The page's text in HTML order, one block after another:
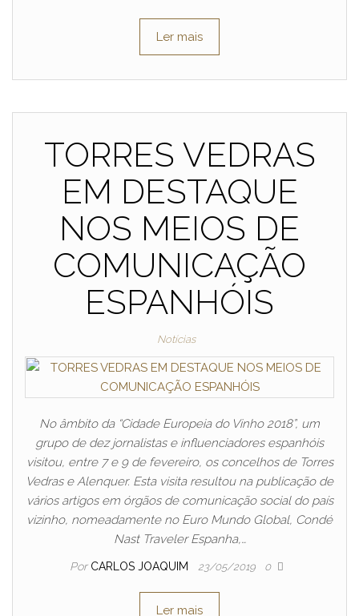
Ler mais
TORRES VEDRAS
EM DESTAQUE
NOS MEIOS DE
COMUNICAÇÃO
ESPANHÓIS
Notícias
No âmbito da “Cidade Europeia do Vinho 2018”, um
grupo de dez jornalistas e influenciadores espanhóis
visitou, entre 7 e 9 de fevereiro, os concelhos de Torres
Vedras e Alenquer. Esta visita resultou na publicação de
vários artigos em órgãos de comunicação social do país
vizinho, nomeadamente no Euro Mundo Global, Condé
Nast Traveler Espanha,…
Por CARLOS JOAQUIM 23/05/2019 0
Ler mais